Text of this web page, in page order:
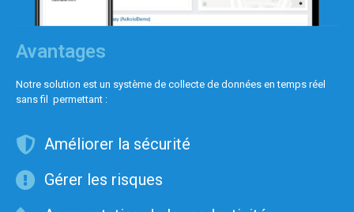
Avantages
Notre solution est un système de collecte de données en temps réel
sans fil permettant :
Améliorer la sécurité
Gérer les risques